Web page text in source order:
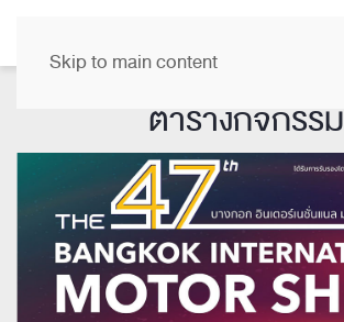
Skip to main content
ตารางกิจกรรม